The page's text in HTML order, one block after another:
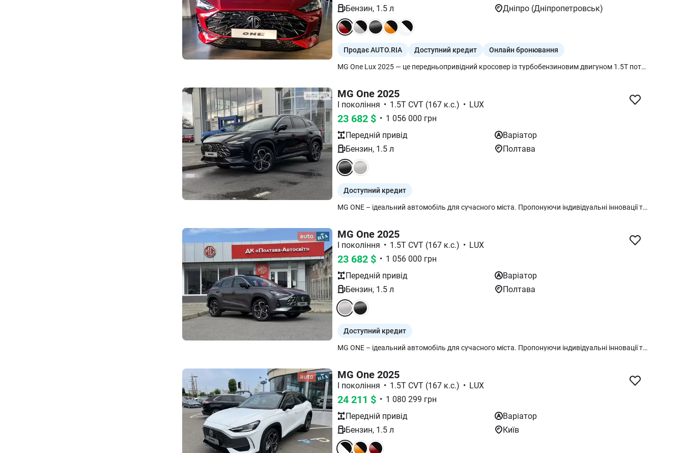
Бензин, 1.5 л Дніпро (Дніпропетровськ)
Продає AUTO.RIA Доступний кредит Онлайн бронювання
MG One Lux 2025 — це передньопривідний кросовер із турбобензиновим двигуном 1.5T потужністю 167 к. с., 7-ступеневою автоматичною коробкою передач (варіатором) та сучасним дизайном. Ключові особливості — це динамічний екстер'єр з LED-оптикою та спойлером, комфортний інтер'єр з двома 12,3-дюймовими дисплеями та широким набором систем безпеки та комфорту, що робить його привабливим вибором для міського водіння.
MG One 2025
I покоління • 1.5T CVT (167 к.с.) • LUX
23 682 $ • 1 056 000 грн
Передній привід
Варіатор
Бензин, 1.5 л Полтава
Доступний кредит
MG ONE – ідеальний автомобіль для сучасного міста. Пропонуючи індивідуальні інновації та виразну індивідуальність, MG ONE — чудовий варіант для тих, хто цінує безпеку, зручність і гарний зовнішній вигляд під час їзди містом. Він має динамічний і м’язистий зовнішній дизайн, місткий і технологічно просунутий інтер’єр, а також передову систему безпеки.
MG One 2025
I покоління • 1.5T CVT (167 к.с.) • LUX
23 682 $ • 1 056 000 грн
Передній привід
Варіатор
Бензин, 1.5 л Полтава
Доступний кредит
MG ONE – ідеальний автомобіль для сучасного міста. Пропонуючи індивідуальні інновації та виразну індивідуальність, MG ONE — чудовий варіант для тих, хто цінує безпеку, зручність і гарний зовнішній вигляд під час їзди містом. Він має динамічний і м’язистий зовнішній дизайн, місткий і технологічно просунутий інтер’єр, а також передову систему безпеки.
MG One 2025
I покоління • 1.5T CVT (167 к.с.) • LUX
24 211 $ • 1 080 299 грн
Передній привід
Варіатор
Бензин, 1.5 л Київ